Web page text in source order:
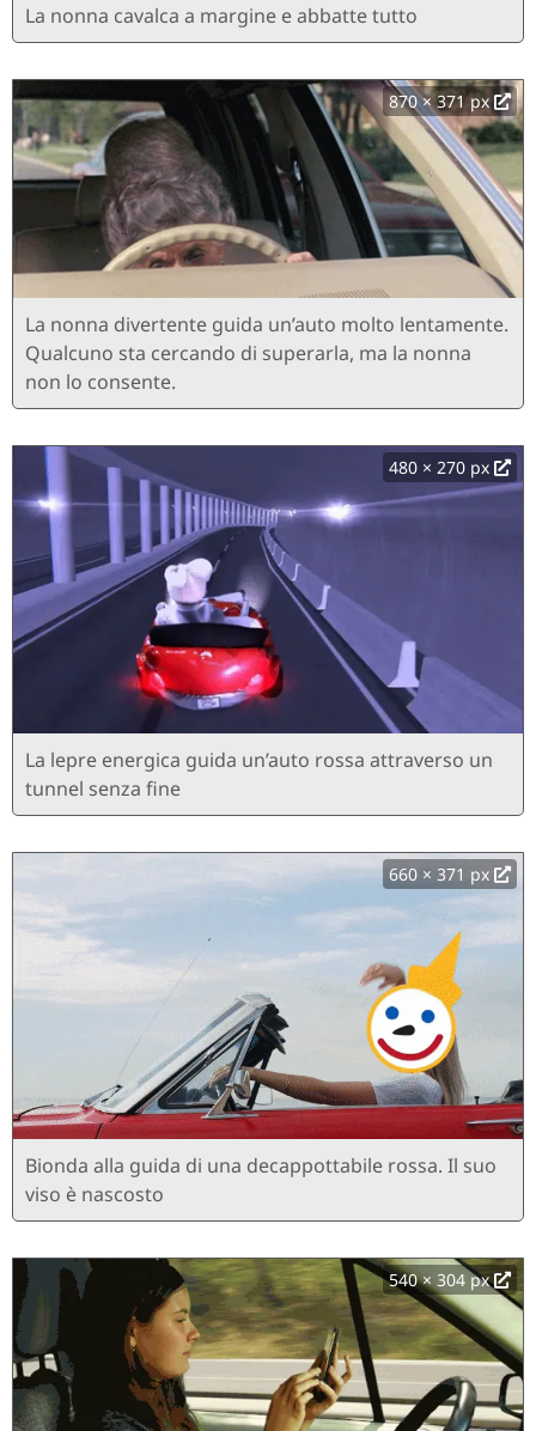
La nonna cavalca a margine e abbatte tutto
870 × 371 px
La nonna divertente guida un’auto molto lentamente.
Qualcuno sta cercando di superarla, ma la nonna
non lo consente.
480 × 270 px
La lepre energica guida un’auto rossa attraverso un
tunnel senza fine
660 × 371 px
Bionda alla guida di una decappottabile rossa. Il suo
viso è nascosto
540 × 304 px